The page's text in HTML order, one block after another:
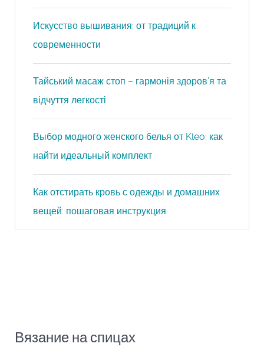
Искусство вышивания: от традиций к
современности
Тайський масаж стоп – гармонія здоров’я та
відчуття легкості
Выбор модного женского белья от Kleo: как
найти идеальный комплект
Как отстирать кровь с одежды и домашних
вещей: пошаговая инструкция
Вязание на спицах